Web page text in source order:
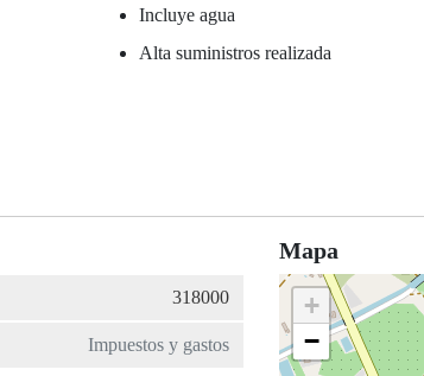
Incluye agua
Alta suministros realizada
Mapa
+
−